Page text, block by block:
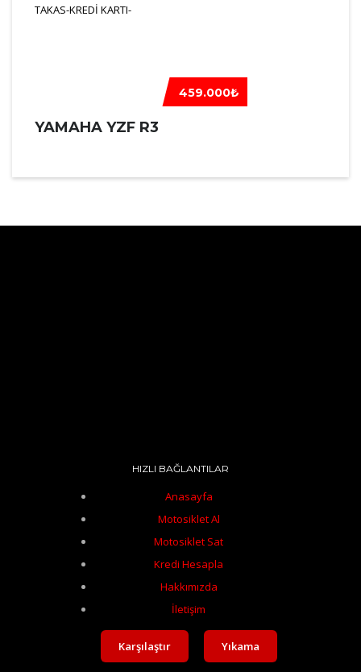
459.000₺
YAMAHA YZF R3
HIZLI BAĞLANTILAR
Anasayfa
Motosiklet Al
Motosiklet Sat
Kredi Hesapla
Hakkımızda
İletişim
Karşılaştır Yıkama